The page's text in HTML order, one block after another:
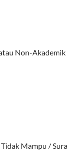
Non-Akademik
Mampu /